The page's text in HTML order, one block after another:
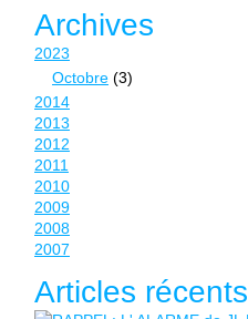
Archives
2023
Octobre (3)
2014
2013
2012
2011
2010
2009
2008
2007
Articles récents